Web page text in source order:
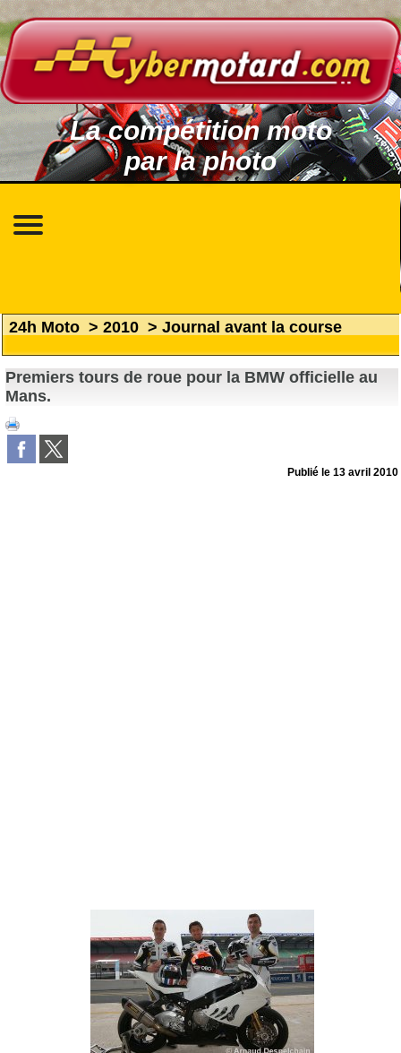
La compétition moto
par la photo
24h Moto > 2010 > Journal avant la course
Premiers tours de roue pour la BMW officielle au
Mans.
Publié le13 avril 2010